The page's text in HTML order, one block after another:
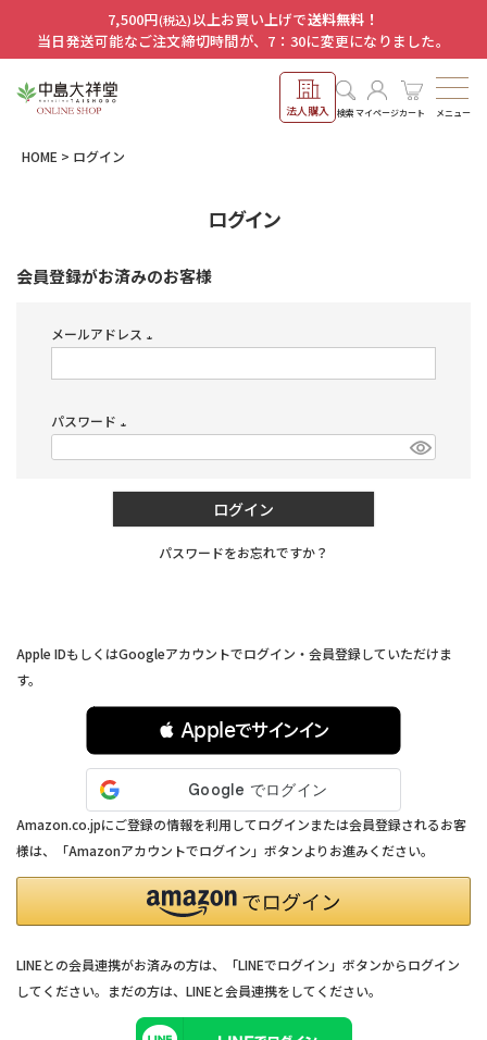
7,500円(税込)以上お買い上げで送料無料！
当日発送可能なご注文締切時間が、7：30に変更になりました。
法人購入 検索マイページカート メニュー
HOME ログイン
ログイン
会員登録がお済みのお客様
メールアドレス
パスワード
(必
ログイン
パスワードをお忘れですか？
Apple IDもしくはGoogleアカウントでログイン・会員登録していただけま
す。
 Appleでサインイン
Amazon.co.jpにご登録の情報を利用してログインまたは会員登録されるお客
様は、「Amazonアカウントでログイン」ボタンよりお進みください。
LINEとの会員連携がお済みの方は、「LINEでログイン」ボタンからログイン
してください。まだの方は、 LINEと会員連携をしてください。